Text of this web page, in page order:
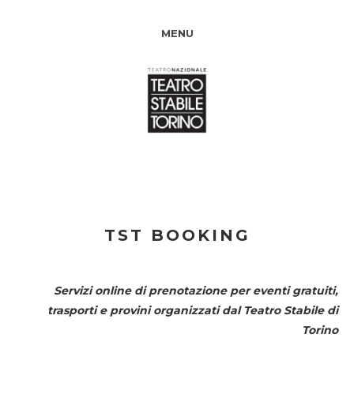
MENU
TST BOOKING
Servizi online di prenotazione per eventi gratuiti,
trasporti e provini organizzati dal Teatro Stabile di
Torino